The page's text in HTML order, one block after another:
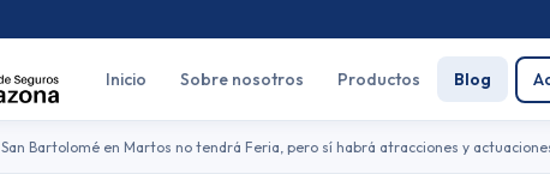
Inicio Sobre nosotros Productos Blog
Bartolomé en Martos no tendrá Feria, pero sí habrá atracciones y